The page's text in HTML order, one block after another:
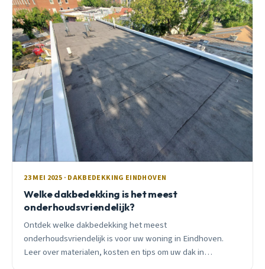
23 MEI 2025 · DAKBEDEKKING EINDHOVEN
Welke dakbedekking is het meest
onderhoudsvriendelijk?
Ontdek welke dakbedekking het meest
onderhoudsvriendelijk is voor uw woning in Eindhoven.
Leer over materialen, kosten en tips om uw dak in